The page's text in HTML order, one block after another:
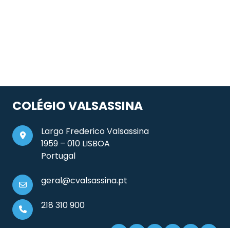
COLÉGIO VALSASSINA
Largo Frederico Valsassina
1959 – 010 LISBOA
Portugal
geral@cvalsassina.pt
218 310 900